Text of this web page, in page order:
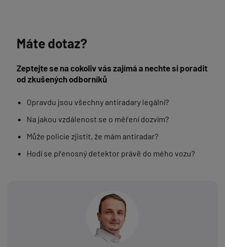
Máte dotaz?
Zeptejte se na cokoliv vás zajímá a nechte si poradit
od zkušených odborníků
Opravdu jsou všechny antiradary legální?
Na jakou vzdálenost se o měření dozvím?
Může policie zjistit, že mám antiradar?
Hodí se přenosný detektor právě do mého vozu?